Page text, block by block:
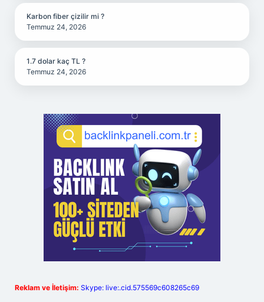
Karbon fiber çizilir mi ?
Temmuz 24, 2026
1.7 dolar kaç TL ?
Temmuz 24, 2026
Reklam ve İletişim: Skype: live:.cid.575569c608265c69